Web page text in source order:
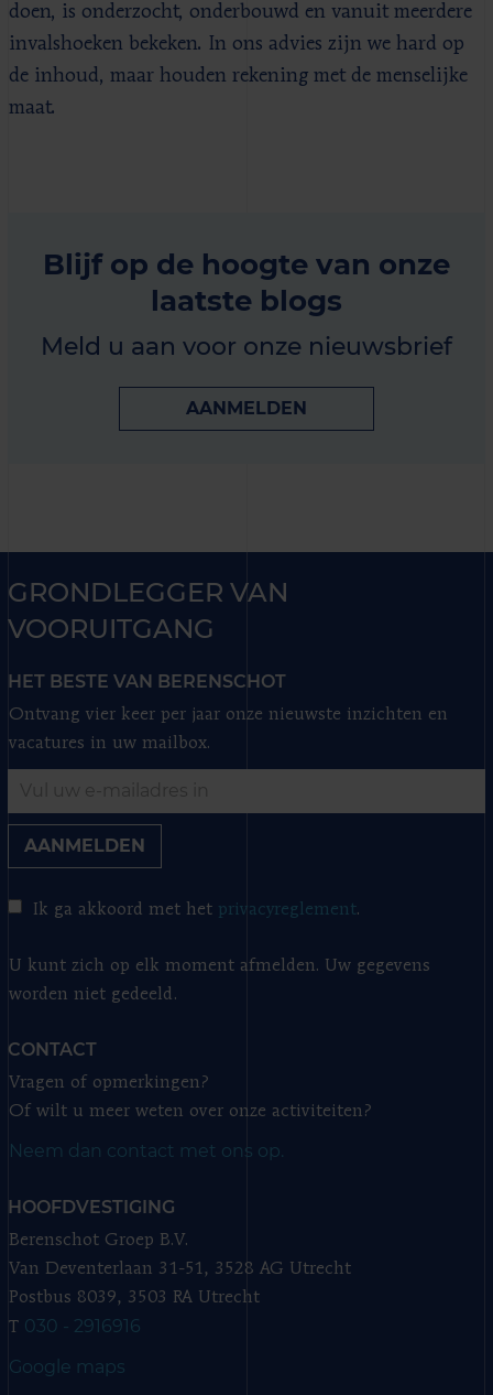
doen, is onderzocht, onderbouwd en vanuit meerdere
invalshoeken bekeken. In ons advies zijn we hard op
de inhoud, maar houden rekening met de menselijke
maat.
Blijf op de hoogte van onze
laatste blogs
Meld u aan voor onze nieuwsbrief
AANMELDEN
GRONDLEGGER VAN
VOORUITGANG
HET BESTE VAN BERENSCHOT
Ontvang vier keer per jaar onze nieuwste inzichten en
vacatures in uw mailbox.
AANMELDEN
Ik ga akkoord met het privacyreglement.
U kunt zich op elk moment afmelden. Uw gegevens
worden niet gedeeld.
CONTACT
Vragen of opmerkingen?
Of wilt u meer weten over onze activiteiten?
Neem dan contact met ons op.
HOOFDVESTIGING
Berenschot Groep B.V.
Van Deventerlaan 31-51, 3528 AG Utrecht
Postbus 8039, 3503 RA Utrecht
T 030 - 2916916
Google maps